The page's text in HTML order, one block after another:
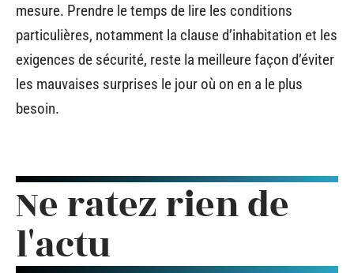
mesure. Prendre le temps de lire les conditions
particulières, notamment la clause d’inhabitation et les
exigences de sécurité, reste la meilleure façon d’éviter
les mauvaises surprises le jour où on en a le plus
besoin.
Ne ratez rien de
l'actu